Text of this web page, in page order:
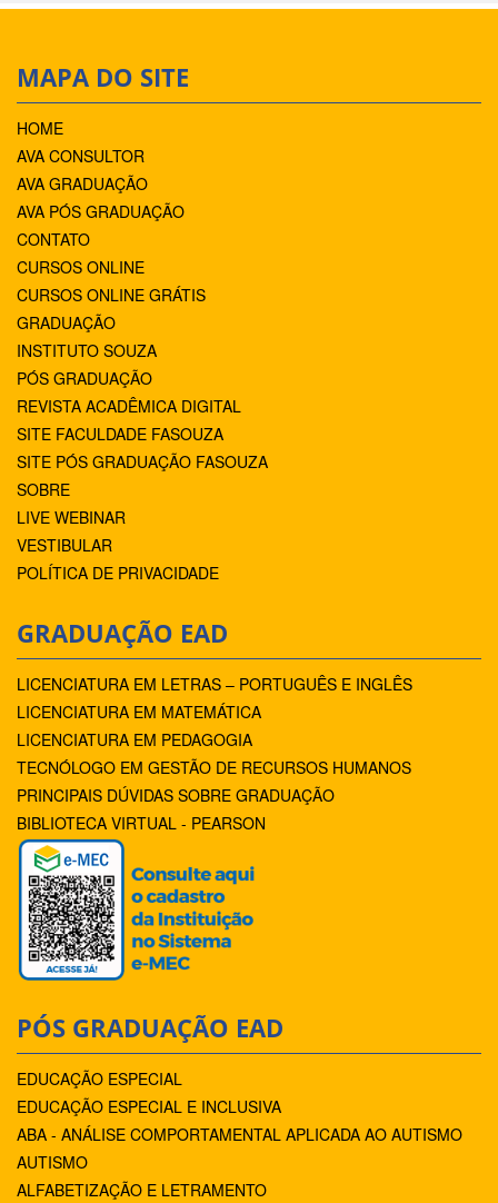
MAPA DO SITE
HOME
AVA CONSULTOR
AVA GRADUAÇÃO
AVA PÓS GRADUAÇÃO
CONTATO
CURSOS ONLINE
CURSOS ONLINE GRÁTIS
GRADUAÇÃO
INSTITUTO SOUZA
PÓS GRADUAÇÃO
REVISTA ACADÊMICA DIGITAL
SITE FACULDADE FASOUZA
SITE PÓS GRADUAÇÃO FASOUZA
SOBRE
LIVE WEBINAR
VESTIBULAR
POLÍTICA DE PRIVACIDADE
GRADUAÇÃO EAD
LICENCIATURA EM LETRAS – PORTUGUÊS E INGLÊS
LICENCIATURA EM MATEMÁTICA
LICENCIATURA EM PEDAGOGIA
TECNÓLOGO EM GESTÃO DE RECURSOS HUMANOS
PRINCIPAIS DÚVIDAS SOBRE GRADUAÇÃO
BIBLIOTECA VIRTUAL - PEARSON
PÓS GRADUAÇÃO EAD
EDUCAÇÃO ESPECIAL
EDUCAÇÃO ESPECIAL E INCLUSIVA
ABA - ANÁLISE COMPORTAMENTAL APLICADA AO AUTISMO
AUTISMO
ALFABETIZAÇÃO E LETRAMENTO